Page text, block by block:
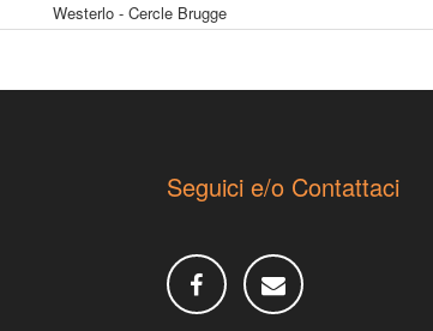
Westerlo - Cercle Brugge
Seguici e/o Contattaci